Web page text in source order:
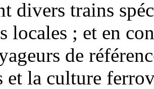
divers trains
locales ; et en
de
et la culture